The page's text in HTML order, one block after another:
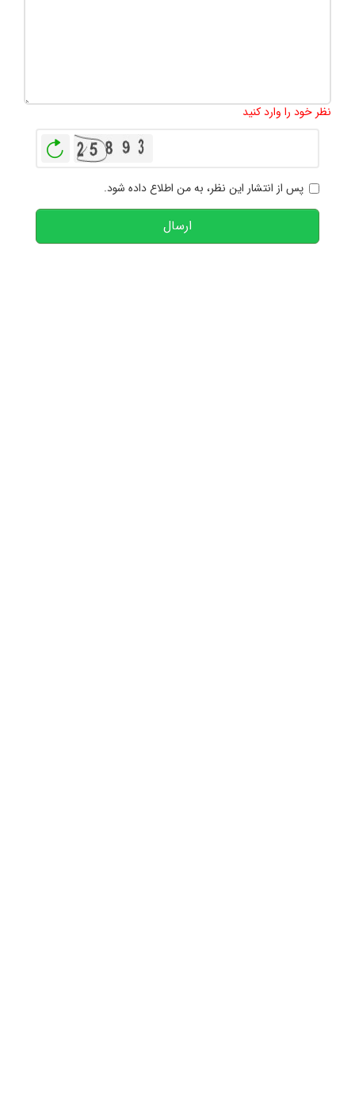
نظر خود را وارد کنید
پس از انتشار این نظر، به من اطلاع داده شود.
ارسال